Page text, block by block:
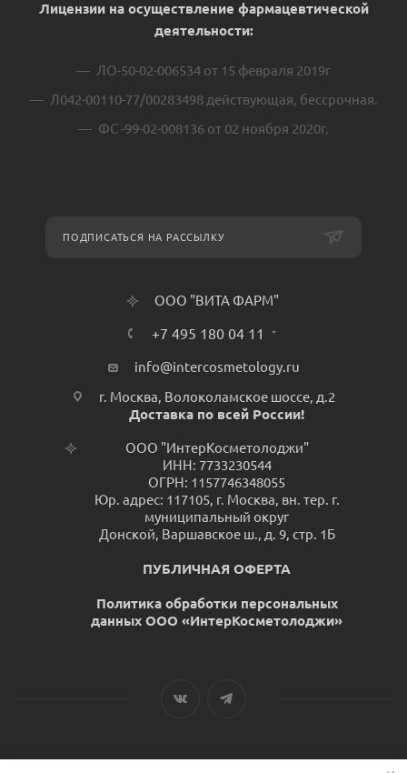
Лицензии на осуществление фармацевтической
деятельности:
ЛО-50-02-006534 от 15 февраля 2019г
Л042-00110-77/00283498 действующая, бессрочная.
ФС -99-02-008136 от 02 ноября 2020г.
ПОДПИСАТЬСЯ НА РАССЫЛКУ
ООО "ВИТА ФАРМ"
+7 495 180 04 11
info@intercosmetology.ru
г. Москва, Волоколамское шоссе, д.2
Доставка по всей России!
ООО "ИнтерКосметолоджи"
ИНН: 7733230544
ОГРН: 1157746348055
Юр. адрес: 117105, г. Москва, вн. тер. г.
муниципальный округ
Донской, Варшавское ш., д. 9, стр. 1Б
ПУБЛИЧНАЯ ОФЕРТА
Политика обработки персональных
данных ООО «ИнтерКосметолоджи»